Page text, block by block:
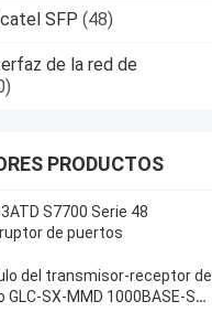
SFP (48)
de la red de
PRODUCTOS
S7700 Serie 48
de puertos
del transmisor-receptor de
GLC-SX-MMD 1000BASE-SX